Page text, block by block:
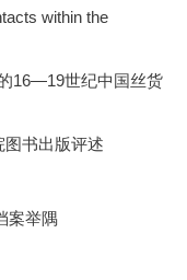
within the
16—19世纪中国丝货
书出版评述
案举隅